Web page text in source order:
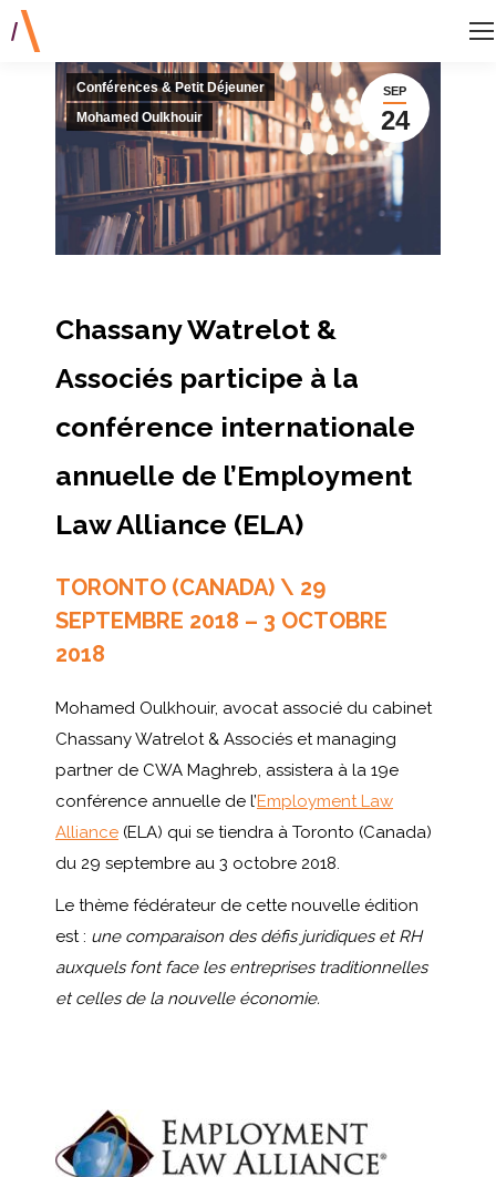
SEP
24
Conférences & Petit Déjeuner
Mohamed Oulkhouir
Chassany Watrelot &
Associés participe à la
conférence internationale
annuelle de l’Employment
Law Alliance (ELA)
TORONTO (CANADA) \ 29
SEPTEMBRE 2018 – 3 OCTOBRE
2018
Mohamed Oulkhouir, avocat associé du cabinet
Chassany Watrelot & Associés et managing
partner de CWA Maghreb, assistera à la 19e
conférence annuelle de l’Employment Law
Alliance (ELA) qui se tiendra à Toronto (Canada)
du 29 septembre au 3 octobre 2018.
Le thème fédérateur de cette nouvelle édition
est : une comparaison des défis juridiques et RH
auxquels font face les entreprises traditionnelles
et celles de la nouvelle économie.